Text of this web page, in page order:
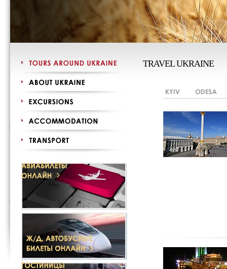
TRAVEL UKRAINE